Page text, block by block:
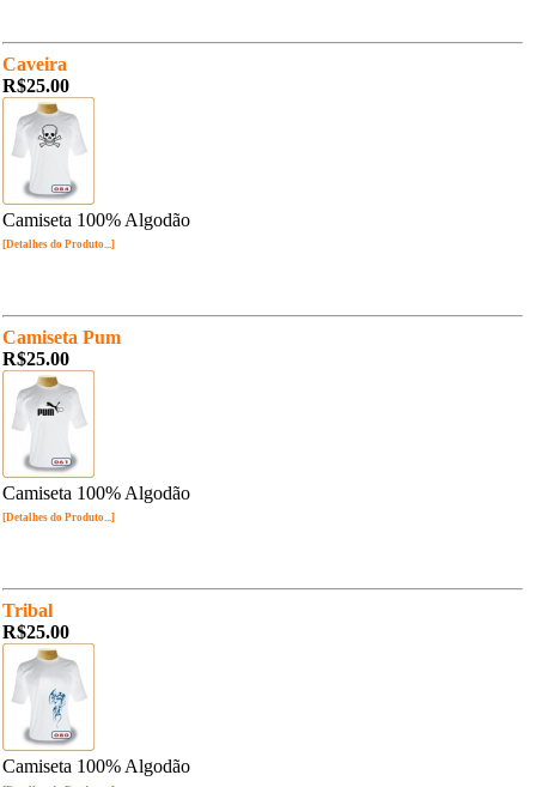
Caveira
R$25.00
Camiseta 100% Algodão
[Detalhes do Produto...]
Camiseta Pum
R$25.00
Camiseta 100% Algodão
[Detalhes do Produto...]
Tribal
R$25.00
Camiseta 100% Algodão